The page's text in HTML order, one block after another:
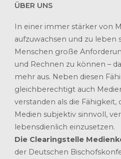
ÜBER UNS
In einer immer stärker von
aufzuwachsen und zu leben
Menschen große
und Rechnen zu können –
mehr aus. Neben diesen
gleichberechtigt auch
verstanden als die Fähigkeit,
Medien subjektiv sinnvoll,
lebensdienlich einzusetzen.
Die Clearingstelle
der Deutschen